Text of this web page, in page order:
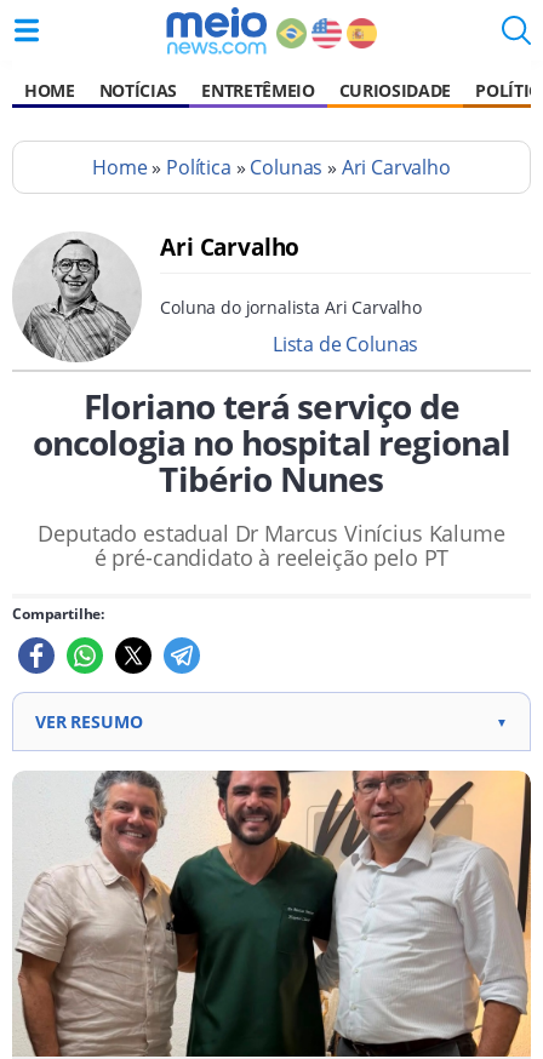
HOME NOTÍCIAS ENTRETÊMEIO CURIOSIDADE
Home» Política » Colunas » Ari Carvalho
Ari Carvalho
Coluna do jornalista Ari Carvalho
Lista de Colunas
Floriano terá serviço de
oncologia no hospital regional
Tibério Nunes
Deputado estadual Dr Marcus Vinícius Kalume
é pré-candidato à reeleição pelo PT
Compartilhe:
VER RESUMO ▼
O deputado estadual Dr. Marcus Kalume participou
de reunião sobre implantação do serviço de
oncologia em Floriano.
A oncologia será instalada no Hospital Regional
Tibério Nunes, reduzindo deslocamentos para outros
centros de saúde.
O projeto é considerado uma das principais
demandas da saúde pública da região e tem apoio do
Governo do Estado.